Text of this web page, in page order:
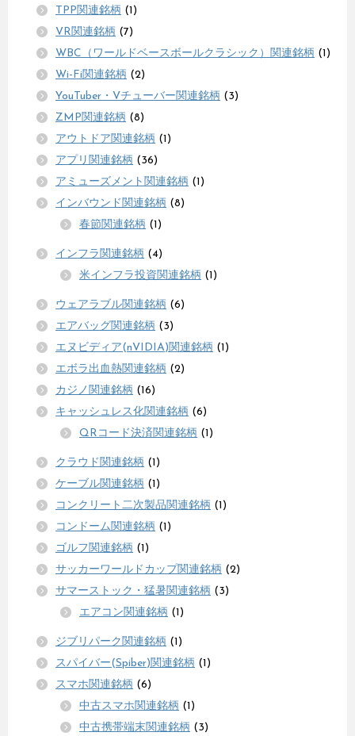
TPP関連銘柄 (1)
VR関連銘柄 (7)
WBC（ワールドベースボールクラシック）関連銘柄 (1)
Wi-Fi関連銘柄 (2)
YouTuber・Vチューバー関連銘柄 (3)
ZMP関連銘柄 (8)
アウトドア関連銘柄 (1)
アプリ関連銘柄 (36)
アミューズメント関連銘柄 (1)
インバウンド関連銘柄 (8)
春節関連銘柄 (1)
インフラ関連銘柄 (4)
米インフラ投資関連銘柄 (1)
ウェアラブル関連銘柄 (6)
エアバッグ関連銘柄 (3)
エヌビディア(nVIDIA)関連銘柄 (1)
エボラ出血熱関連銘柄 (2)
カジノ関連銘柄 (16)
キャッシュレス化関連銘柄 (6)
QRコード決済関連銘柄 (1)
クラウド関連銘柄 (1)
ケーブル関連銘柄 (1)
コンクリート二次製品関連銘柄 (1)
コンドーム関連銘柄 (1)
ゴルフ関連銘柄 (1)
サッカーワールドカップ関連銘柄 (2)
サマーストック・猛暑関連銘柄 (3)
エアコン関連銘柄 (1)
ジブリパーク関連銘柄 (1)
スパイバー(Spiber)関連銘柄 (1)
スマホ関連銘柄 (6)
中古スマホ関連銘柄 (1)
中古携帯端末関連銘柄 (3)